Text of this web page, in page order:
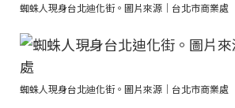
蜘蛛人現身台北迪化街。圖片來源｜台北市商業處
蜘蛛人現身台北迪化街。圖片來源｜台北市商業處